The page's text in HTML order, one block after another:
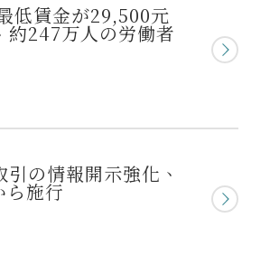
低賃金が29,500元
約247万人の労働者
の情報開示強化、
ら施行